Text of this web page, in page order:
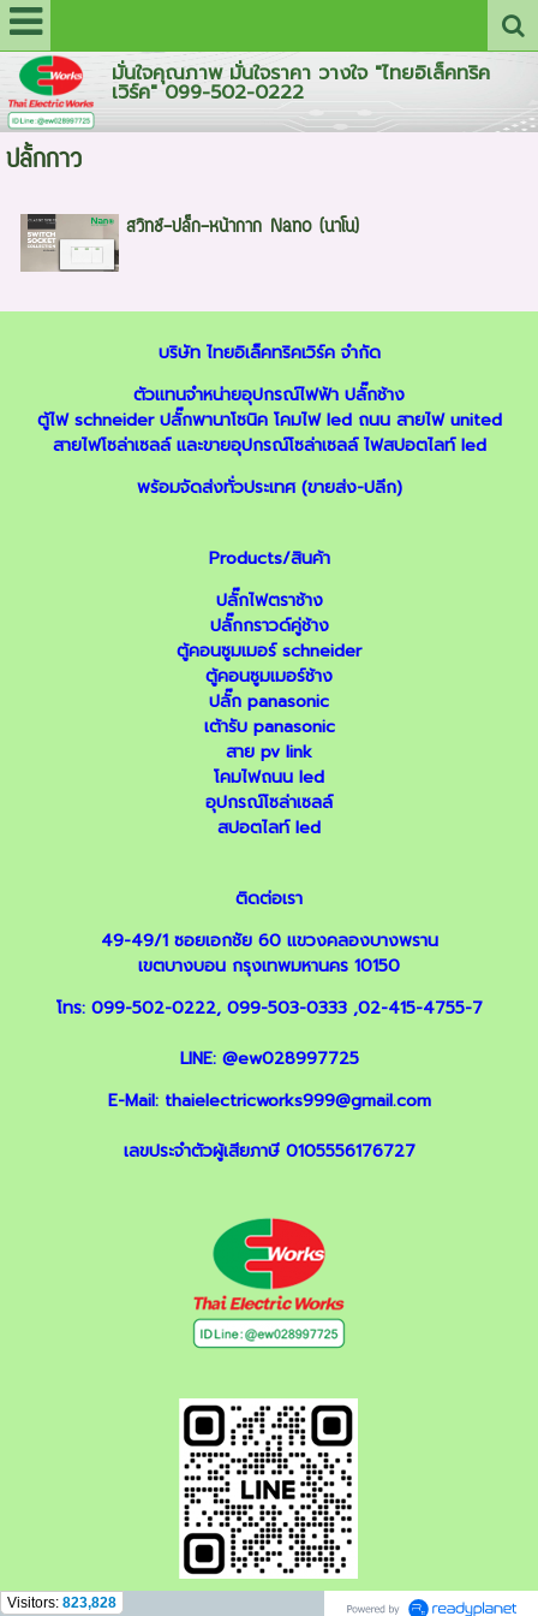
มั่นใจคุณภาพ มั่นใจราคา วางใจ "ไทยอิเล็คทริค
เวิร์ค" 099-502-0222
ปลั้กกาว
สวิทช์-ปลั๊ก-หน้ากาก Nano (นาโน)
บริษัท ไทยอิเล็คทริคเวิร์ค จำกัด
ตัวแทนจำหน่ายอุปกรณ์ไฟฟ้า ปลั๊กช้าง
ตู้ไฟ schneider ปลั๊กพานาโซนิค โคมไฟ led ถนน สายไฟ united
สายไฟโซล่าเซลล์และขายอุปกรณ์โซล่าเซลล์ ไฟสปอตไลท์ led
พร้อมจัดส่งทั่วประเทศ (ขายส่ง-ปลีก)
Products/สินค้า
ปลั๊กไฟตราช้าง
ปลั๊กกราวด์คู่ช้าง
ตู้คอนซูมเมอร์ schneider
ตู้คอนซูมเมอร์ช้าง
ปลั๊ก panasonic
เต้ารับ panasonic
สาย pv link
โคมไฟถนน led
อุปกรณ์โซล่าเซลล์
สปอตไลท์ led
ติดต่อเรา
49-49/1 ซอยเอกชัย 60 แขวงคลองบางพราน
เขตบางบอน กรุงเทพมหานคร 10150
โทร: 099-502-0222, 099-503-0333,02-415-4755-7
LINE: @ew028997725
E-Mail: thaielectricworks999@gmail.com
เลขประจำตัวผู้เสียภาษี 0105556176727
Visitors: 823,828